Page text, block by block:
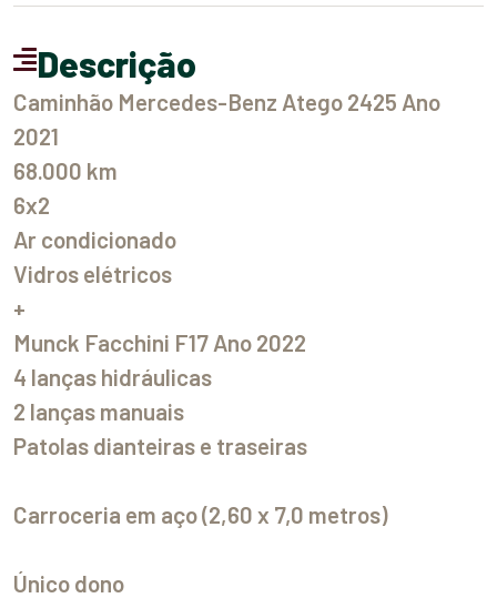
Descrição
Caminhão Mercedes-Benz Atego 2425 Ano
2021
68.000 km
6x2
Ar condicionado
Vidros elétricos
+
Munck Facchini F17 Ano 2022
4 lanças hidráulicas
2 lanças manuais
Patolas dianteiras e traseiras
Carroceria em aço (2,60 x 7,0 metros)
Único dono